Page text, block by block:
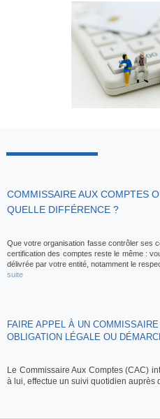
COMMISSAIRE AUX COMPTES
QUELLE DIFFÉRENCE ?
Que votre organisation fasse contrôler ses
certification des comptes reste le même :
délivrée par votre entité, notamment le
suite
FAIRE APPEL À UN
OBLIGATION LÉGALE OU
Le Commissaire Aux Comptes (CAC)
à lui, effectue un suivi quotidien auprès